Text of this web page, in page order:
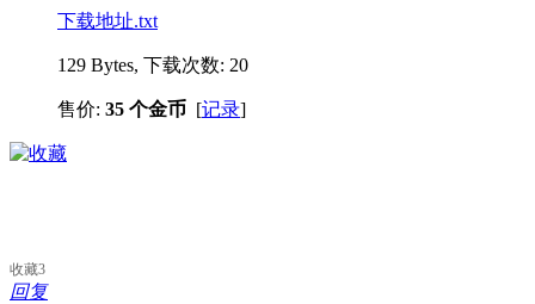
下载地址.txt
129 Bytes, 下载次数: 20
售价: 35 个金币 [记录]
收藏3
回复